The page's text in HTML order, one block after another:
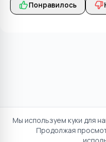
Понравилось
Мы используем куки для
Продолжая